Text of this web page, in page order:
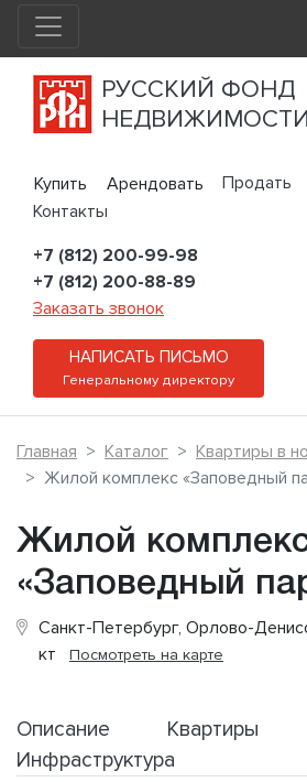
РУССКИЙ ФОНД
НЕДВИЖИМОСТИ
Купить Арендовать Продать
Контакты
+7 (812) 200-99-98
+7 (812) 200-88-89
Заказать звонок
НАПИСАТЬ ПИСЬМО
Генеральному директору
Главная Каталог
Квартиры в
Жилой комплекс «Заповедный
Жилой
«Заповедный
Санкт-Петербург, Орлово-
кт Посмотреть на карте
Описание Квартиры
Инфраструктура